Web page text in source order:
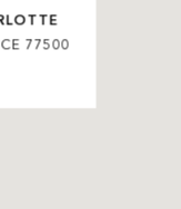
77500